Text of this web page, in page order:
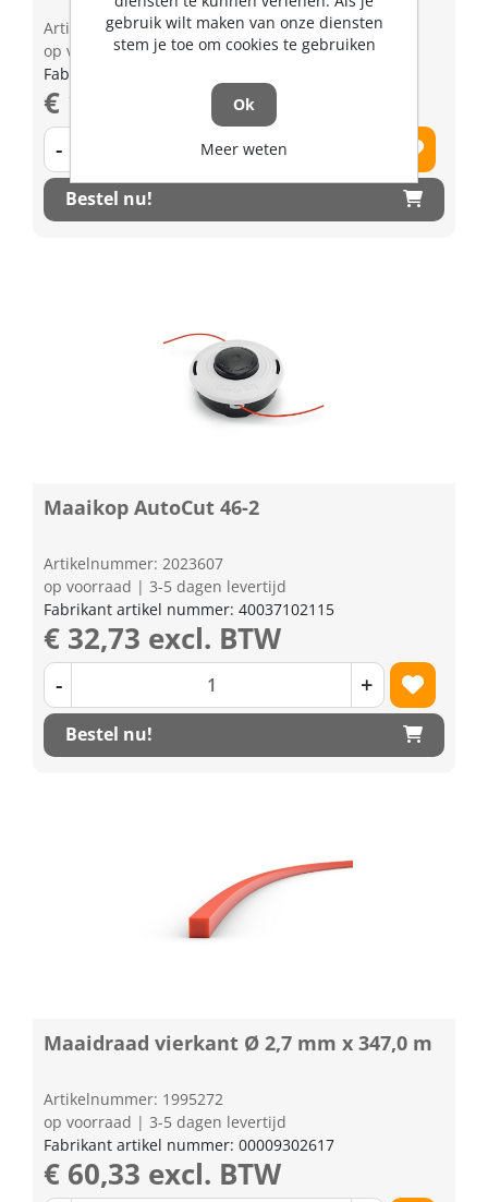
Artikelnummer: 2023518
op voorraad | 3-5 dagen levertijd
Fabrikant artikel nummer: 40067102126
€ 19,83 excl. BTW
-
Bestel nu!
Maaikop AutoCut 46-2
Artikelnummer: 2023607
op voorraad | 3-5 dagen levertijd
Fabrikant artikel nummer: 40037102115
€ 32,73 excl. BTW
- +
Bestel nu!
Maaidraad vierkant Ø 2,7 mm x 347,0 m
Artikelnummer: 1995272
op voorraad | 3-5 dagen levertijd
Fabrikant artikel nummer: 00009302617
€ 60,33 excl. BTW
gebruik wilt maken van onze diensten
stem je toe om cookies te gebruiken
Ok
Meer weten